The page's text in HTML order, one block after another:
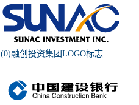
(0)融创投资集团LOGO标志